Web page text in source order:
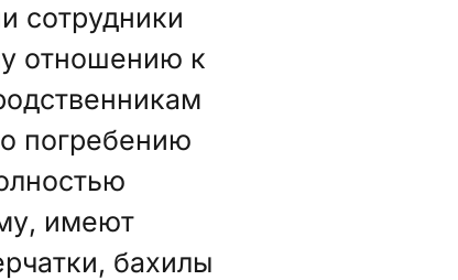
сотрудники
отношению к
погребению
имеют
бахилы